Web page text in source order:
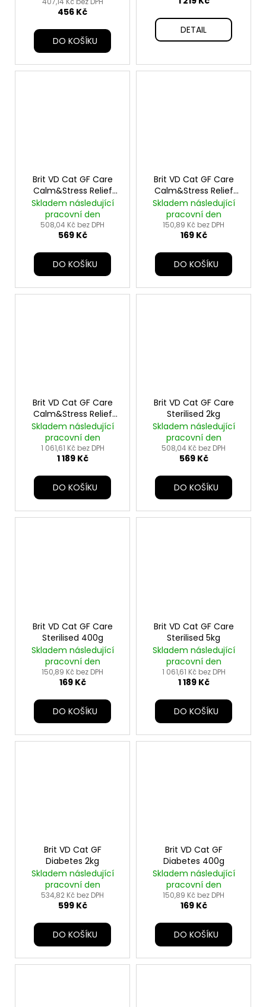
456 Kč
DO KOŠÍKU
DETAIL
Brit VD Cat GF Care
Calm&Stress Relief
2kg
Skladem následující
pracovní den
508,04 Kč bez DPH
569 Kč
DO KOŠÍKU
Brit VD Cat GF Care
Calm&Stress Relief
400g
Skladem následující
pracovní den
150,89 Kč bez DPH
169 Kč
DO KOŠÍKU
Brit VD Cat GF Care
Calm&Stress Relief
5kg
Skladem následující
pracovní den
1 061,61 Kč bez DPH
1 189 Kč
DO KOŠÍKU
Brit VD Cat GF Care
Sterilised 2kg
Skladem následující
pracovní den
508,04 Kč bez DPH
569 Kč
DO KOŠÍKU
Brit VD Cat GF Care
Sterilised 400g
Skladem následující
pracovní den
150,89 Kč bez DPH
169 Kč
DO KOŠÍKU
Brit VD Cat GF Care
Sterilised 5kg
Skladem následující
pracovní den
1 061,61 Kč bez DPH
1 189 Kč
DO KOŠÍKU
Brit VD Cat GF
Diabetes 2kg
Skladem následující
pracovní den
534,82 Kč bez DPH
599 Kč
DO KOŠÍKU
Brit VD Cat GF
Diabetes 400g
Skladem následující
pracovní den
150,89 Kč bez DPH
169 Kč
DO KOŠÍKU